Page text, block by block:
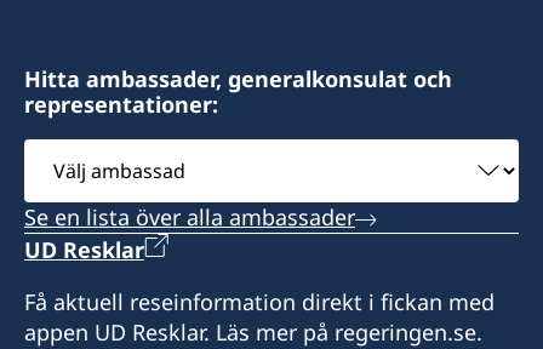
Hitta ambassader, generalkonsulat och
representationer:
Välj
ambassad
Se en lista över alla ambassader
UD Resklar
Få aktuell reseinformation direkt i fickan med
appen UD Resklar. Läs mer på regeringen.se.